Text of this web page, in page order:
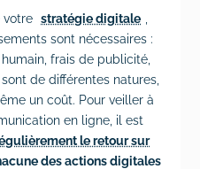
de sites internet
bureautique
Artificielle
votre stratégie digitale
sont nécessaires :
frais de publicité,
sont de différentes natures,
un coût. Pour veiller à
en ligne, il est
le retour sur
des actions digitales